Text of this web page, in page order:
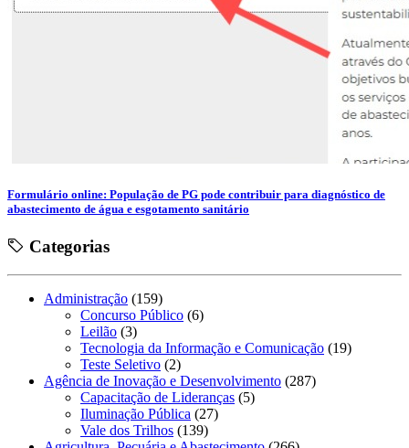
Formulário online: População de PG pode contribuir para diagnóstico de
abastecimento de água e esgotamento sanitário
Categorias
Administração (159)
Concurso Público (6)
Leilão (3)
Tecnologia da Informação e Comunicação (19)
Teste Seletivo (2)
Agência de Inovação e Desenvolvimento (287)
Capacitação de Lideranças (5)
Iluminação Pública (27)
Vale dos Trilhos (139)